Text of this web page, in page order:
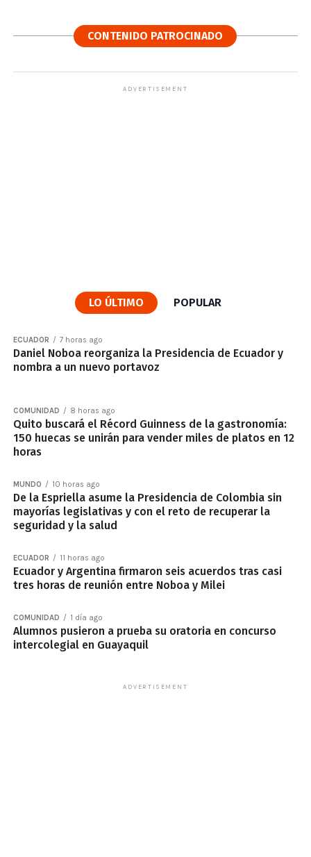
CONTENIDO PATROCINADO
ADVERTISEMENT
LO ÚLTIMO POPULAR
ECUADOR 7 horas ago
Daniel Noboa reorganiza la Presidencia de Ecuador y
nombra a un nuevo portavoz
COMUNIDAD 8 horas ago
Quito buscará el Récord Guinness de la gastronomía:
150 huecas se unirán para vender miles de platos en 12
horas
MUNDO 10 horas ago
De la Espriella asume la Presidencia de Colombia sin
mayorías legislativas y con el reto de recuperar la
seguridad y la salud
ECUADOR 11 horas ago
Ecuador y Argentina firmaron seis acuerdos tras casi
tres horas de reunión entre Noboa y Milei
COMUNIDAD 1 día ago
Alumnos pusieron a prueba su oratoria en concurso
intercolegial en Guayaquil
ADVERTISEMENT